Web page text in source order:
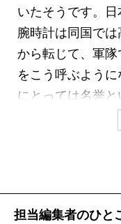
いたそうです。
腕時計は同国で
から転じて、軍
をこう呼ぶよう
にとっては名誉と
担当編集者のひと